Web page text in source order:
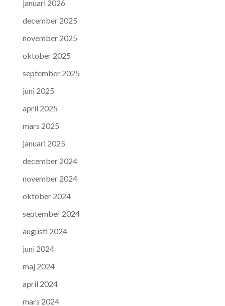
januari 2026
december 2025
november 2025
oktober 2025
september 2025
juni 2025
april 2025
mars 2025
januari 2025
december 2024
november 2024
oktober 2024
september 2024
augusti 2024
juni 2024
maj 2024
april 2024
mars 2024